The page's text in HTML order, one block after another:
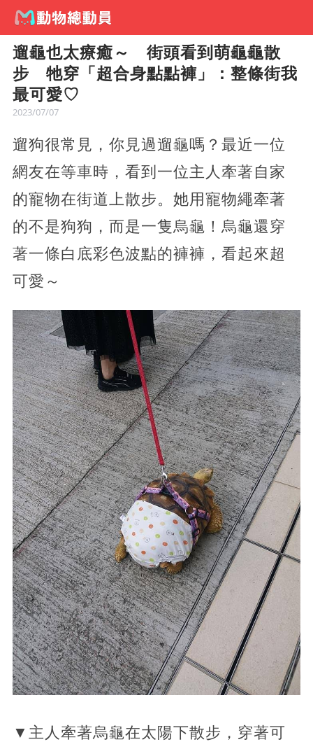
遛龜也太療癒～ 街頭看到萌龜龜散
步 牠穿「超合身點點褲」：整條街我
最可愛♡
2023/07/07
遛狗很常見，你見過遛龜嗎？最近一位
網友在等車時，看到一位主人牽著自家
的寵物在街道上散步。她用寵物繩牽著
的不是狗狗，而是一隻烏龜！烏龜還穿
著一條白底彩色波點的褲褲，看起來超
可愛～
▼主人牽著烏龜在太陽下散步，穿著可